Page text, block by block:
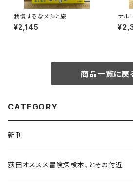
我慢するなメシと旅
¥2,145
ナル
商品一覧に戻
CATEGORY
新刊
和書
荻田オススメ冒険探検本、とその付近